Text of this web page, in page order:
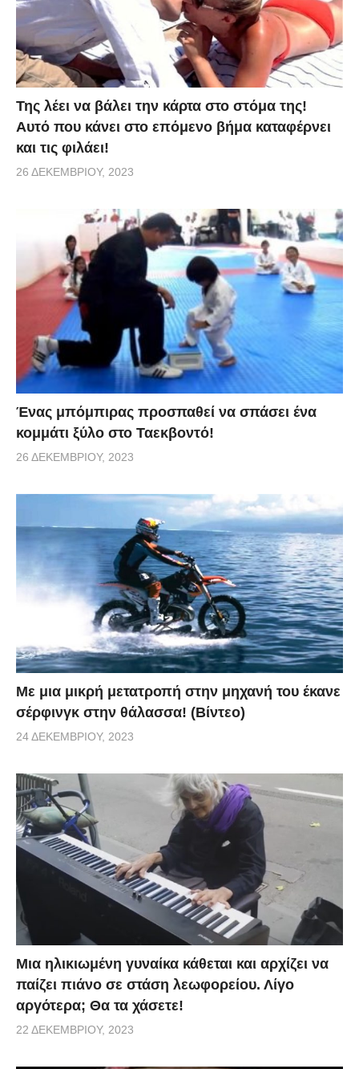
Της λέει να βάλει την κάρτα στο στόμα της!
Αυτό που κάνει στο επόμενο βήμα καταφέρνει
και τις φιλάει!
26 ΔΕΚΕΜΒΡΊΟΥ, 2023
Ένας μπόμπιρας προσπαθεί να σπάσει ένα
κομμάτι ξύλο στο Ταεκβοντό!
26 ΔΕΚΕΜΒΡΊΟΥ, 2023
Με μια μικρή μετατροπή στην μηχανή του έκανε
σέρφινγκ στην θάλασσα! (Βίντεο)
24 ΔΕΚΕΜΒΡΊΟΥ, 2023
Μια ηλικιωμένη γυναίκα κάθεται και αρχίζει να
παίζει πιάνο σε στάση λεωφορείου. Λίγο
αργότερα; Θα τα χάσετε!
22 ΔΕΚΕΜΒΡΊΟΥ, 2023